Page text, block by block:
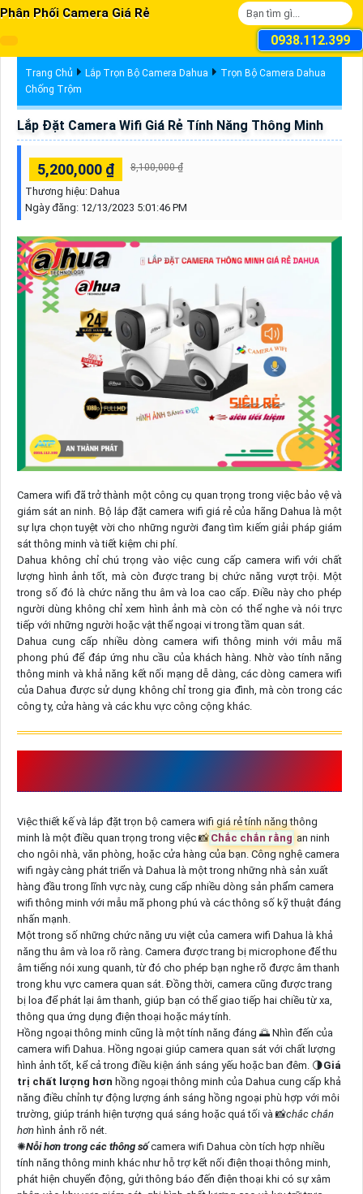
Phân Phối Camera Giá Rẻ
0938.112.399
Trang Chủ Lắp Trọn Bộ Camera Dahua
Trọn Bộ Camera Dahua
Chống Trộm
Lắp Đặt Camera Wifi Giá Rẻ Tính Năng Thông Minh
5,200,000 ₫ 8,100,000 ₫
Thương hiệu: Dahua
Ngày đăng: 12/13/2023 5:01:46 PM
Camera wifi đã trở thành một công cụ quan trọng trong việc bảo vệ và
giám sát an ninh. Bộ lắp đặt camera wifi giá rẻ của hãng Dahua là một
sự lựa chọn tuyệt vời cho những người đang tìm kiếm giải pháp giám
sát thông minh và tiết kiệm chi phí.
Dahua không chỉ chú trọng vào việc cung cấp camera wifi với chất
lượng hình ảnh tốt, mà còn được trang bị chức năng vượt trội. Một
trong số đó là chức năng thu âm và loa cao cấp. Điều này cho phép
người dùng không chỉ xem hình ảnh mà còn có thể nghe và nói trực
tiếp với những người hoặc vật thể ngoại vi trong tầm quan sát.
Dahua cung cấp nhiều dòng camera wifi thông minh với mẫu mã
phong phú để đáp ứng nhu cầu của khách hàng. Nhờ vào tính năng
thông minh và khả năng kết nối mạng dễ dàng, các dòng camera wifi
của Dahua được sử dụng không chỉ trong gia đình, mà còn trong các
công ty, cửa hàng và các khu vực công cộng khác.
Việc thiết kế và lắp đặt trọn bộ camera wifi giá rẻ tính năng thông
minh là một điều quan trọng trong việc 📸 Chắc chắn rằng an ninh
cho ngôi nhà, văn phòng, hoặc cửa hàng của bạn. Công nghệ camera
wifi ngày càng phát triển và Dahua là một trong những nhà sản xuất
hàng đầu trong lĩnh vực này, cung cấp nhiều dòng sản phẩm camera
wifi thông minh với mẫu mã phong phú và các thông số kỹ thuật đáng
nhấn mạnh.
Một trong số những chức năng ưu việt của camera wifi Dahua là khả
năng thu âm và loa rõ ràng. Camera được trang bị microphone để thu
âm tiếng nói xung quanh, từ đó cho phép bạn nghe rõ được âm thanh
trong khu vực camera quan sát. Đồng thời, camera cũng được trang
bị loa để phát lại âm thanh, giúp bạn có thể giao tiếp hai chiều từ xa,
thông qua ứng dụng điện thoại hoặc máy tính.
Hồng ngoại thông minh cũng là một tính năng đáng 🌅 Nhìn đến của
camera wifi Dahua. Hồng ngoại giúp camera quan sát với chất lượng
hình ảnh tốt, kể cả trong điều kiện ánh sáng yếu hoặc ban đêm. 🌗Giá
trị chất lượng hơn hồng ngoại thông minh của Dahua cung cấp khả
năng điều chỉnh tự động lượng ánh sáng hồng ngoại phù hợp với môi
trường, giúp tránh hiện tượng quá sáng hoặc quá tối và 📸chắc chắn
hơnhình ảnh rõ nét.
✺Nỗi hơn trong các thông sốcamera wifi Dahua còn tích hợp nhiều
tính năng thông minh khác như hỗ trợ kết nối điện thoại thông minh,
phát hiện chuyển động, gửi thông báo đến điện thoại khi có sự xâm